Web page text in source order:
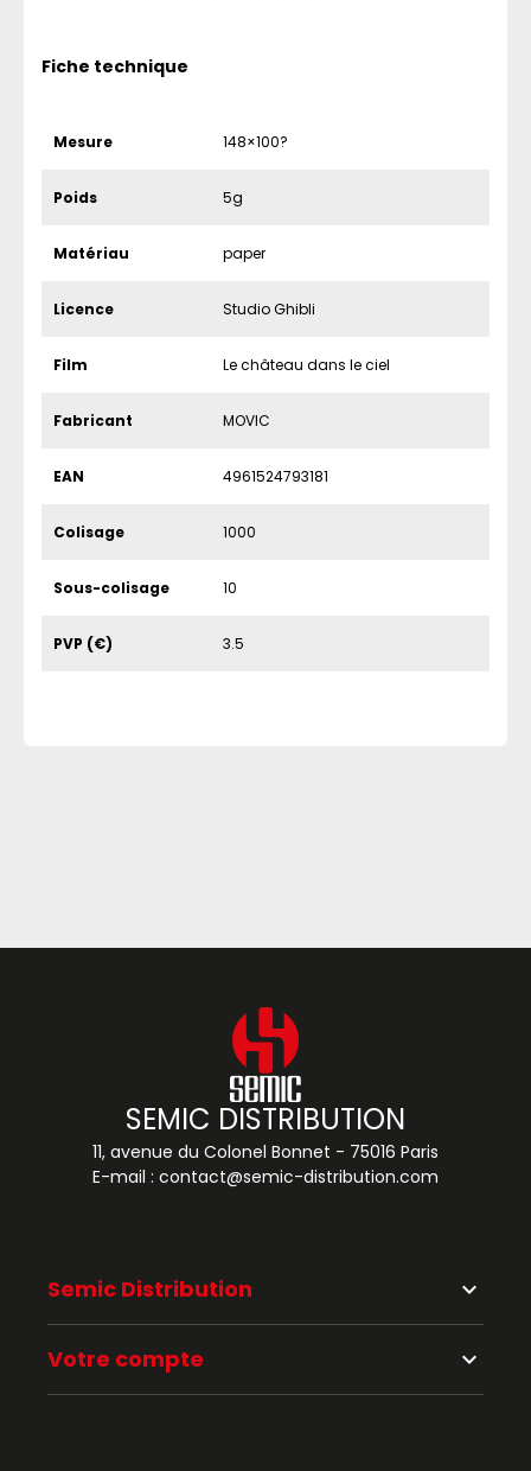
Fiche technique
Mesure 148×100?
Poids 5g
Matériau paper
Licence Studio Ghibli
Film Le château dans le ciel
Fabricant MOVIC
EAN 4961524793181
Colisage 1000
Sous-colisage 10
PVP (€) 3.5
Semic Distribution keyboard_arrow_down
Votre compte keyboard_arrow_down
SEMIC DISTRIBUTION
11, avenue du Colonel Bonnet - 75016 Paris
E-mail : contact@semic-distribution.com